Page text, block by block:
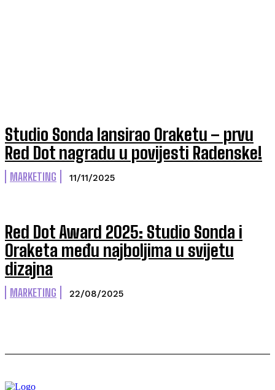
Studio Sonda lansirao Oraketu – prvu
Red Dot nagradu u povijesti Radenske!
MARKETING 11/11/2025
Red Dot Award 2025: Studio Sonda i
Oraketa među najboljima u svijetu
dizajna
MARKETING 22/08/2025